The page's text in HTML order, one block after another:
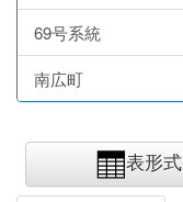
69号系統
南広町
表形式